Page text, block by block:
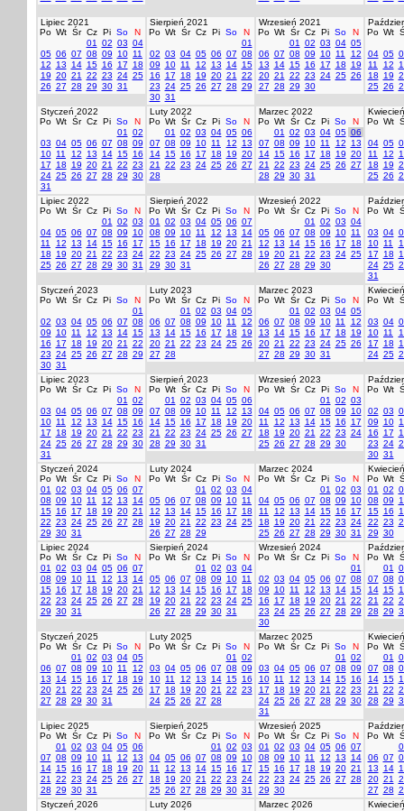
Lipiec 2021
Po Wt Śr Cz Pi So
N
01
02 03 04
05 06 07 08 09 10 11
12
13 14 15 16 17
18
19 20 21 22 23 24 25
26 27 28 29 30 31
Sierpień 2021
Po Wt Śr Cz Pi So
N
01
02 03 04 05 06 07 08
09
10 11 12 13 14 15
16
17 18 19 20 21
22
23 24 25 26 27 28 29
30 31
Wrzesień 2021
Po Wt Śr Cz Pi So
N
01
02 03 04 05
06 07 08 09 10 11
12
13
14 15 16 17 18
19
20 21 22 23 24 25 26
27 28 29 30
Po Wt
04 05
11
12
18
19
25 26
Styczeń 2022
Po Wt Śr Cz Pi So
N
01
02
03 04 05 06 07 08 09
10 11 12 13 14 15 16
17
18 19 20 21 22 23
24 25 26 27 28 29 30
31
Luty 2022
Po Wt Śr Cz Pi So
N
01
02 03 04 05 06
07 08 09 10 11 12
13
14 15 16 17 18 19 20
21
22 23 24 25 26 27
28
Marzec 2022
Po Wt Śr Cz Pi So
N
01
02 03 04 05 06
07 08 09 10 11 12
13
14 15 16 17 18 19 20
21
22 23 24 25 26 27
28 29 30 31
Po Wt
04 05
11
12
18
19
25 26
Lipiec 2022
Po Wt Śr Cz Pi So
N
01
02 03
04 05 06 07 08 09
10
11
12 13 14 15 16
17
18
19 20 21 22 23 24
25 26 27 28 29 30 31
Sierpień 2022
Po Wt Śr Cz Pi So
N
01
02 03 04 05 06 07
08 09 10 11 12 13
14
15 16 17 18 19 20 21
22 23 24 25 26 27 28
29 30 31
Wrzesień 2022
Po Wt Śr Cz Pi So
N
01
02 03 04
05 06 07 08 09 10 11
12
13 14 15 16 17
18
19 20 21 22 23 24 25
26 27 28 29 30
Po Wt
03 04
10 11
17
18
24 25
31
Styczeń 2023
Po Wt Śr Cz Pi So
N
01
02 03 04 05 06 07 08
09
10 11 12 13 14 15
16
17 18 19 20 21
22
23 24 25 26 27 28 29
30 31
Luty 2023
Po Wt Śr Cz Pi So
N
01
02 03 04 05
06 07 08 09 10 11
12
13
14 15 16 17 18
19
20 21 22 23 24 25 26
27 28
Marzec 2023
Po Wt Śr Cz Pi So
N
01
02 03 04 05
06 07 08 09 10 11
12
13
14 15 16 17 18
19
20 21 22 23 24 25 26
27 28 29 30 31
Po Wt
03 04
10 11
17
18
24 25
Lipiec 2023
Po Wt Śr Cz Pi So
N
01
02
03 04 05 06 07 08 09
10 11 12 13 14 15 16
17
18 19 20 21 22 23
24 25 26 27 28 29 30
31
Sierpień 2023
Po Wt Śr Cz Pi So
N
01
02 03 04 05 06
07 08 09 10 11 12
13
14 15 16 17 18 19 20
21
22 23 24 25 26 27
28 29 30 31
Wrzesień 2023
Po Wt Śr Cz Pi So
N
01
02 03
04 05 06 07 08 09
10
11
12 13 14 15 16
17
18
19 20 21 22 23 24
25 26 27 28 29 30
Po Wt
02 03
09
10
16
17
23 24
30 31
Styczeń 2024
Po Wt Śr Cz Pi So
N
01
02 03 04 05 06 07
08 09 10 11 12 13
14
15 16 17 18 19 20 21
22 23 24 25 26 27 28
29 30 31
Luty 2024
Po Wt Śr Cz Pi So
N
01
02 03 04
05 06 07 08 09 10 11
12
13 14 15 16 17
18
19 20 21 22 23 24 25
26 27 28 29
Marzec 2024
Po Wt Śr Cz Pi So
N
01
02 03
04 05 06 07 08 09
10
11
12 13 14 15 16
17
18
19 20 21 22 23 24
25 26 27 28 29 30 31
Po Wt
01
02
08 09
15 16
22 23
29 30
Lipiec 2024
Po Wt Śr Cz Pi So
N
01
02 03 04 05 06 07
08 09 10 11 12 13
14
15 16 17 18 19 20 21
22 23 24 25 26 27 28
29 30 31
Sierpień 2024
Po Wt Śr Cz Pi So
N
01
02 03 04
05 06 07 08 09 10 11
12
13 14 15 16 17
18
19 20 21 22 23 24 25
26 27 28 29 30 31
Wrzesień 2024
Po Wt Śr Cz Pi So
N
01
02 03 04 05 06 07 08
09
10 11 12 13 14 15
16
17 18 19 20 21
22
23 24 25 26 27 28 29
30
Po Wt
01
07 08
14 15
21
22
28 29
Styczeń 2025
Po Wt Śr Cz Pi So
N
01
02 03 04 05
06 07 08 09 10 11
12
13
14 15 16 17 18
19
20 21 22 23 24 25 26
27 28 29 30 31
Luty 2025
Po Wt Śr Cz Pi So
N
01
02
03 04 05 06 07 08 09
10 11 12 13 14 15 16
17
18 19 20 21 22 23
24 25 26 27 28
Marzec 2025
Po Wt Śr Cz Pi So
N
01
02
03 04 05 06 07 08 09
10 11 12 13 14 15 16
17
18 19 20 21 22 23
24 25 26 27 28 29 30
31
Po Wt
01
07 08
14 15
21
22
28 29
Lipiec 2025
Po Wt Śr Cz Pi So
N
01
02 03 04 05 06
07 08 09 10 11 12
13
14 15 16 17 18 19 20
21
22 23 24 25 26 27
28 29 30 31
Sierpień 2025
Po Wt Śr Cz Pi So
N
01
02 03
04 05 06 07 08 09
10
11
12 13 14 15 16
17
18
19 20 21 22 23 24
25 26 27 28 29 30 31
Wrzesień 2025
Po Wt Śr Cz Pi So
N
01
02 03 04 05 06 07
08 09 10 11 12 13
14
15 16 17 18 19 20 21
22 23 24 25 26 27 28
29 30
Po Wt
06 07
13
14
20 21
27 28
Styczeń 2026
Luty 2026
Marzec 2026